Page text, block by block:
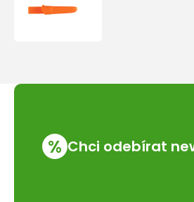
% Chci odebírat